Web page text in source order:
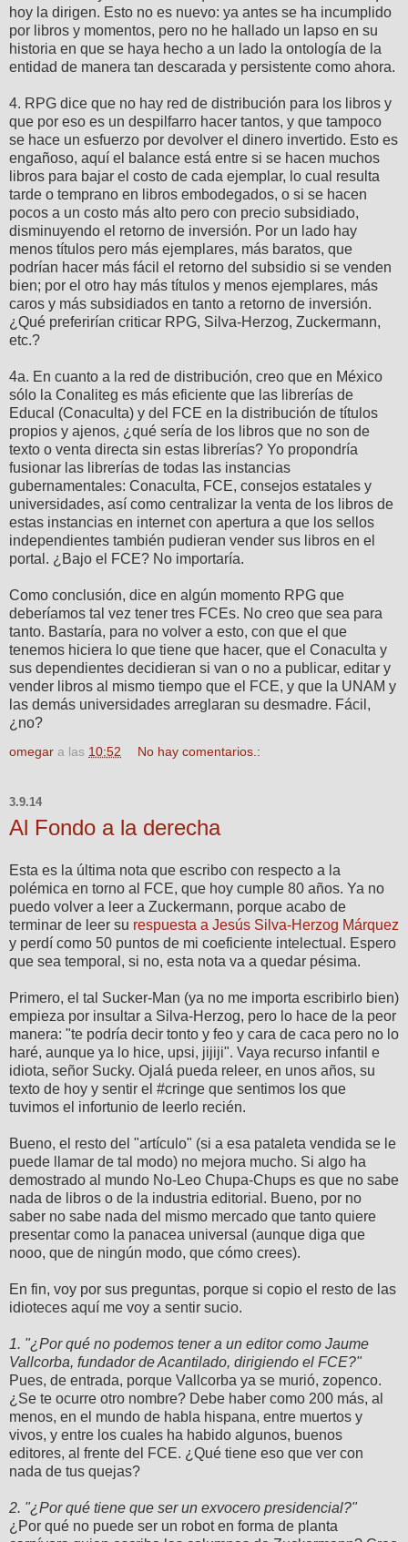
hoy la dirigen. Esto no es nuevo: ya antes se ha incumplido
por libros y momentos, pero no he hallado un lapso en su
historia en que se haya hecho a un lado la ontología de la
entidad de manera tan descarada y persistente como ahora.
4. RPG dice que no hay red de distribución para los libros y
que por eso es un despilfarro hacer tantos, y que tampoco
se hace un esfuerzo por devolver el dinero invertido. Esto es
engañoso, aquí el balance está entre si se hacen muchos
libros para bajar el costo de cada ejemplar, lo cual resulta
tarde o temprano en libros embodegados, o si se hacen
pocos a un costo más alto pero con precio subsidiado,
disminuyendo el retorno de inversión. Por un lado hay
menos títulos pero más ejemplares, más baratos, que
podrían hacer más fácil el retorno del subsidio si se venden
bien; por el otro hay más títulos y menos ejemplares, más
caros y más subsidiados en tanto a retorno de inversión.
¿Qué preferirían criticar RPG, Silva-Herzog, Zuckermann,
etc.?
4a. En cuanto a la red de distribución, creo que en México
sólo la Conaliteg es más eficiente que las librerías de
Educal (Conaculta) y del FCE en la distribución de títulos
propios y ajenos, ¿qué sería de los libros que no son de
texto o venta directa sin estas librerías? Yo propondría
fusionar las librerías de todas las instancias
gubernamentales: Conaculta, FCE, consejos estatales y
universidades, así como centralizar la venta de los libros de
estas instancias en internet con apertura a que los sellos
independientes también pudieran vender sus libros en el
portal. ¿Bajo el FCE? No importaría.
Como conclusión, dice en algún momento RPG que
deberíamos tal vez tener tres FCEs. No creo que sea para
tanto. Bastaría, para no volver a esto, con que el que
tenemos hiciera lo que tiene que hacer, que el Conaculta y
sus dependientes decidieran si van o no a publicar, editar y
vender libros al mismo tiempo que el FCE, y que la UNAM y
las demás universidades arreglaran su desmadre. Fácil,
¿no?
omegar a las 10:52 No hay comentarios.:
3.9.14
Al Fondo a la derecha
Esta es la última nota que escribo con respecto a la
polémica en torno al FCE, que hoy cumple 80 años. Ya no
puedo volver a leer a Zuckermann, porque acabo de
terminar de leer su respuesta a Jesús Silva-Herzog Márquez
y perdí como 50 puntos de mi coeficiente intelectual. Espero
que sea temporal, si no, esta nota va a quedar pésima.
Primero, el tal Sucker-Man (ya no me importa escribirlo bien)
empieza por insultar a Silva-Herzog, pero lo hace de la peor
manera: "te podría decir tonto y feo y cara de caca pero no lo
haré, aunque ya lo hice, upsi, jijiji". Vaya recurso infantil e
idiota, señor Sucky. Ojalá pueda releer, en unos años, su
texto de hoy y sentir el #cringe que sentimos los que
tuvimos el infortunio de leerlo recién.
Bueno, el resto del "artículo" (si a esa pataleta vendida se le
puede llamar de tal modo) no mejora mucho. Si algo ha
demostrado al mundo No-Leo Chupa-Chups es que no sabe
nada de libros o de la industria editorial. Bueno, por no
saber no sabe nada del mismo mercado que tanto quiere
presentar como la panacea universal (aunque diga que
nooo, que de ningún modo, que cómo crees).
En fin, voy por sus preguntas, porque si copio el resto de las
idioteces aquí me voy a sentir sucio.
1. "¿Por qué no podemos tener a un editor como Jaume
Vallcorba, fundador de Acantilado, dirigiendo el FCE?"
Pues, de entrada, porque Vallcorba ya se murió, zopenco.
¿Se te ocurre otro nombre? Debe haber como 200 más, al
menos, en el mundo de habla hispana, entre muertos y
vivos, y entre los cuales ha habido algunos, buenos
editores, al frente del FCE. ¿Qué tiene eso que ver con
nada de tus quejas?
2. "¿Por qué tiene que ser un exvocero presidencial?"
¿Por qué no puede ser un robot en forma de planta